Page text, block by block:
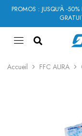
PROMOS : JUSQU'À -
Accueil FFC AURA